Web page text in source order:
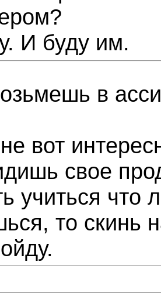
И буду им.
в
вот
свое
учиться что
то